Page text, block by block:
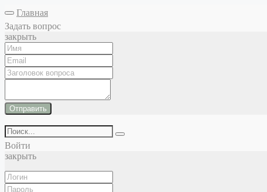
Главная
Задать вопрос
закрыть
Отправить
Войти
закрыть